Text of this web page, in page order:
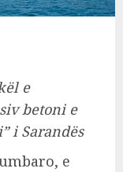
e
betoni e
i Sarandës
e